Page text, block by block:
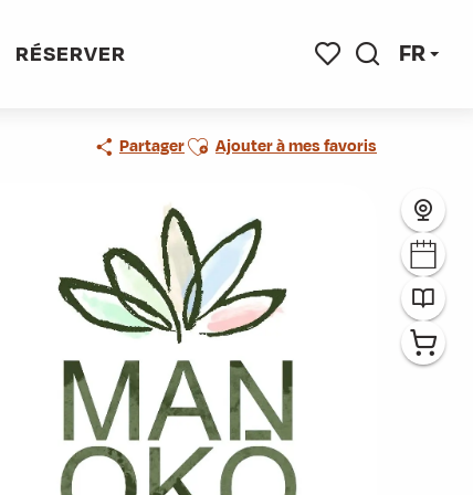
FR
RÉSERVER
PartagerAjouter aux favoris
Ajouter à mes favoris